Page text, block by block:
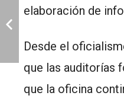
elaboración de
Desde el
que las auditorías
que la oficina